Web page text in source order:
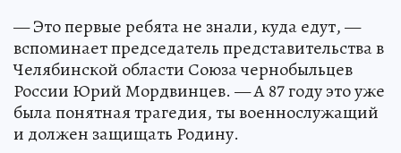
— Это первые ребята не знали, куда едут, —
вспоминает председатель представительства в
Челябинской области Союза чернобыльцев
России Юрий Мордвинцев. — А 87 году это уже
была понятная трагедия, ты военнослужащий
и должен защищать Родину.